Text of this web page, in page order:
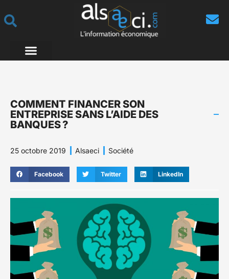
COMMENT FINANCER SON
ENTREPRISE SANS L’AIDE DES
BANQUES ?
25 octobre 2019 Alsaeci Société
Facebook Twitter LinkedIn